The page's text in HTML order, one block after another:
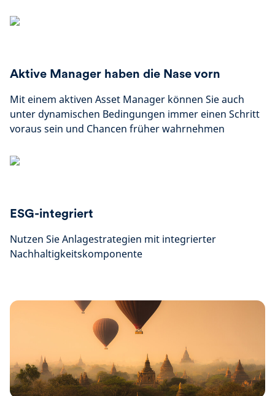
Aktive Manager haben die Nase vorn
Mit einem aktiven Asset Manager können Sie auch
unter dynamischen Bedingungen immer einen Schritt
voraus sein und Chancen früher wahrnehmen
ESG-integriert
Nutzen Sie Anlagestrategien mit integrierter
Nachhaltigkeitskomponente